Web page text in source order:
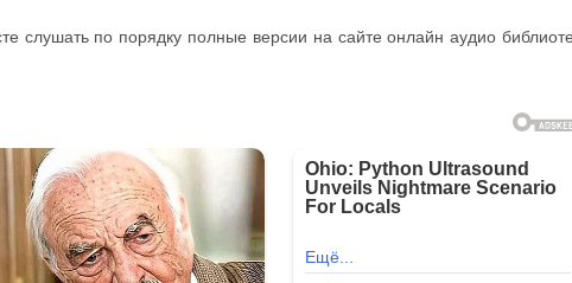
слушать по порядку полные версии на сайте онлайн аудио